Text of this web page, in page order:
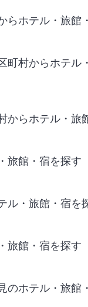
らホテル・旅館
町村からホテル
からホテル・旅
旅館・宿を探す
ル・旅館・宿を
旅館・宿を探す
のホテル・旅館